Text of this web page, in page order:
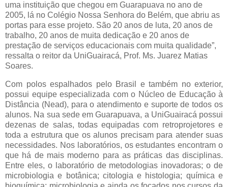
uma instituição que chegou em Guarapuava no ano de
2005, lá no Colégio Nossa Senhora do Belém, que abriu as
portas para esse projeto. São 20 anos de luta, 20 anos de
trabalho, 20 anos de muita dedicação e 20 anos de
prestação de serviços educacionais com muita qualidade”,
ressalta o reitor da UniGuairacá, Prof. Ms. Juarez Matias
Soares.
Com polos espalhados pelo Brasil e também no exterior,
possui equipe especializada com o Núcleo de Educação à
Distância (Nead), para o atendimento e suporte de todos os
alunos. Na sua sede em Guarapuava, a UniGuairacá possui
dezenas de salas, todas equipadas com retroprojetores e
toda a estrutura que os alunos precisam para atender suas
necessidades. Nos laboratórios, os estudantes encontram o
que há de mais moderno para as práticas das disciplinas.
Entre eles, o laboratório de metodologias inovadoras; o de
microbiologia e botânica; citologia e histologia; química e